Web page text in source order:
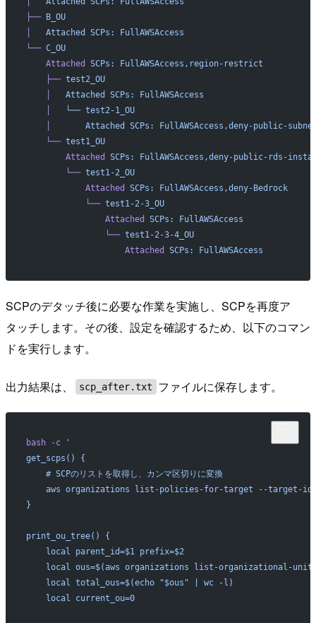
├── B_OU
   Attached
SCPs:
FullAWSAccess
└── C_OU
    Attached
SCPs:
FullAWSAccess,region-restrict
    ├──
test2_OU
   Attached
SCPs:
FullAWSAccess
   └──
test2-1_OU
       Attached
SCPs:
FullAWSAccess,deny-public-
    └──
test1_OU
        Attached
SCPs:
FullAWSAccess,deny-public-rds-
        └──
test1-2_OU
            Attached
SCPs:
FullAWSAccess,deny-Bedrock
            └──
test1-2-3_OU
                Attached
SCPs:
FullAWSAccess
                └──
test1-2-3-4_OU
                    Attached
SCPs: FullAWSAccess
SCPのデタッチ後に必要な作業を実施し、SCPを再度ア
タッチします。その後、設定を確認するため、以下のコマン
ドを実行します。
出力結果は、 scp_after.txt ファイルに保存します。
bash -c '
get_scps() {
    # SCPのリストを取得し、カンマ区切りに変換
aws organizations list-policies-for-target --target-
}
print_ou_tree() {
    local parent_id=$1 prefix=$2
local ous=$(aws organizations list-organizational-
    local total_ous=$(echo "$ous" | wc -l)
    local current_ou=0